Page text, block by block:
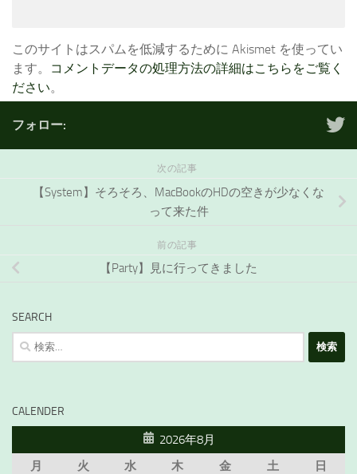
このサイトはスパムを低減するために Akismet を使ってい
ます。
コメントデータの処理方法の詳細はこちらをご覧く
ださい。
フォロー:
次の記事
【System】そろそろ、MacBookのHDの空きが少なくな
って来た件
前の記事
【Party】見に行ってきました
SEARCH
検
索:
CALENDER
2026年8月
月
火 水 木 金 土
日